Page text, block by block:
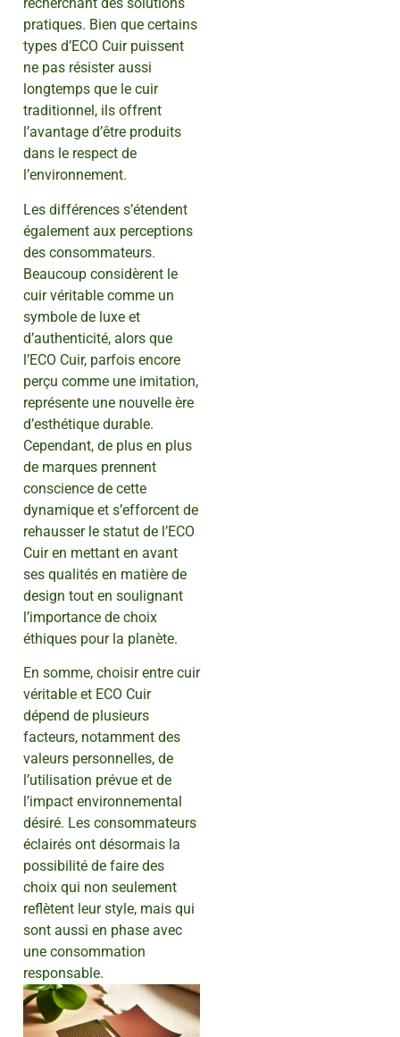
recherchant des solutions
pratiques. Bien que certains
types d’ECO Cuir puissent
ne pas résister aussi
longtemps que le cuir
traditionnel, ils offrent
l’avantage d’être produits
dans le respect de
l’environnement.
Les différences s’étendent
également aux perceptions
des consommateurs.
Beaucoup considèrent le
cuir véritable comme un
symbole de luxe et
d’authenticité, alors que
l’ECO Cuir, parfois encore
perçu comme une imitation,
représente une nouvelle ère
d’esthétique durable.
Cependant, de plus en plus
de marques prennent
conscience de cette
dynamique et s’efforcent de
rehausser le statut de l’ECO
Cuir en mettant en avant
ses qualités en matière de
design tout en soulignant
l’importance de choix
éthiques pour la planète.
En somme, choisir entre cuir
véritable et ECO Cuir
dépend de plusieurs
facteurs, notamment des
valeurs personnelles, de
l’utilisation prévue et de
l’impact environnemental
désiré. Les consommateurs
éclairés ont désormais la
possibilité de faire des
choix qui non seulement
reflètent leur style, mais qui
sont aussi en phase avec
une consommation
responsable.